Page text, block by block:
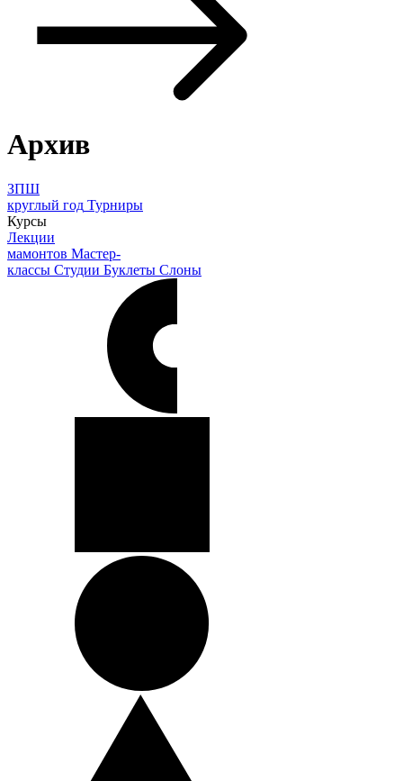
Архив
ЗПШ
круглый год Турниры
Курсы
Лекции
мамонтов Мастер-
классы Студии Буклеты Слоны